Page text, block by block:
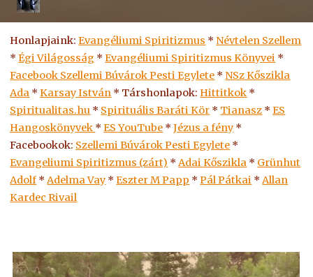
Honlapjaink:Evangéliumi Spiritizmus * Névtelen Szellem
*Égi Világosság *Evangéliumi Spiritizmus Könyvei *
Facebook Szellemi Búvárok Pesti Egylete * NSz Kőszikla
Ada *Karsay István * Társhonlapok:Hittitkok *
Spiritualitas.hu * Spirituális Baráti Kör * Tianasz *ES
Hangoskönyvek *ESYouTube *Jézus a fény *
Facebookok: Szellemi Búvárok Pesti Egylete *
Evangeliumi Spiritizmus (zárt) *Adai Kőszikla * Grünhut
Adolf *Adelma Vay *Eszter M Papp *Pál Pátkai *Allan
Kardec Rivail